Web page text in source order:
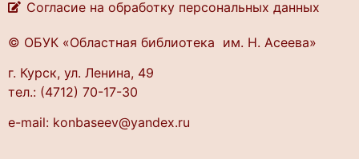
Согласие на обработку персональных данных
© ОБУК «Областная библиотека им. Н. Асеева»
г. Курск, ул. Ленина, 49
тел.: (4712) 70-17-30
e-mail: konbaseev@yandex.ru